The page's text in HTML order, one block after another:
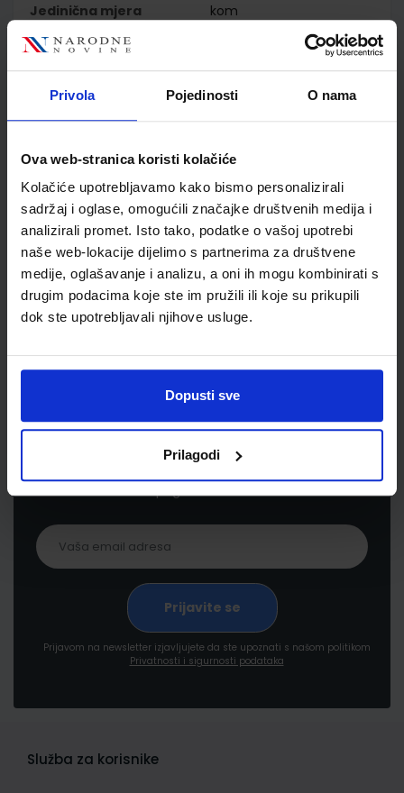
Privola Pojedinosti O nama
Ova web-stranica koristi kolačiće
Kolačiće upotrebljavamo kako bismo personalizirali
sadržaj i oglase, omogućili značajke društvenih medija i
analizirali promet. Isto tako, podatke o vašoj upotrebi
naše web-lokacije dijelimo s partnerima za društvene
medije, oglašavanje i analizu, a oni ih mogu kombinirati s
drugim podacima koje ste im pružili ili koje su prikupili
dok ste upotrebljavali njihove usluge.
Dopusti sve
Prilagodi
Jedinična mjera
kom
Nakladnik
ŠKOLSKA KNJIGA d.d.
Autor
Nastavni predmet
NJEMAČKI JEZIK
Reg br min
1526
Newsletter prijava
Prijavite se kako bi primali informacije o novim
pogodnostima
Prijavom na newsletter izjavljujete da ste upoznati s našom politikom
Privatnosti i sigurnosti podataka
Služba za korisnike